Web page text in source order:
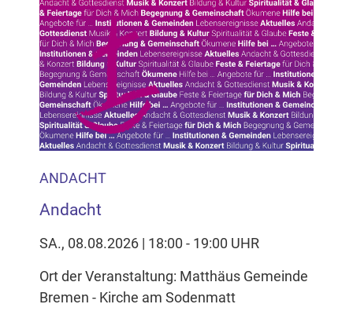
ANDACHT
Andacht
SA., 08.08.2026 | 18:00 - 19:00 UHR
Ort der Veranstaltung: Matthäus Gemeinde
Bremen - Kirche am Sodenmatt